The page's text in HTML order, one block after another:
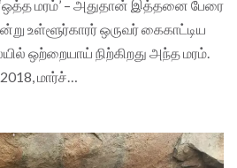
‘ஒத்த மரம்’ – அதுதான் இத்தனை பேரை
உள்ளூர்காரர் ஒருவர் கைகாட்டிய
ஒற்றையாய் நிற்கிறது அந்த மரம்.
2018, மார்ச்…